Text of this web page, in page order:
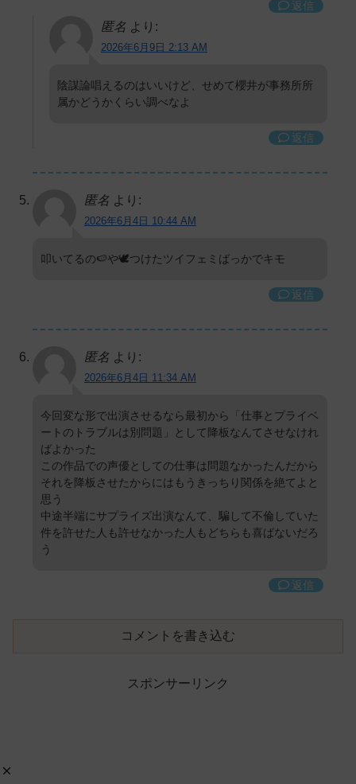
返信
匿名 より:
2026年6月9日 2:13 AM
陰謀論唱えるのはいいけど、せめて櫻井が事務所所
属かどうかくらい調べなよ
返信
匿名 より:
2026年6月4日 10:44 AM
叩いてるの🍉や🕊️つけたツイフェミばっかでキモ
返信
匿名 より:
2026年6月4日 11:34 AM
今回変な形で出演させるなら最初から「仕事とプライベ
ートのトラブルは別問題」として降板なんてさせなけれ
ばよかった
この作品での声優としての仕事は問題なかったんだから
それを降板させたからにはもうきっちり関係を絶てよと
思う
中途半端にサプライズ出演なんて、騙して不倫していた
件を許せた人も許せなかった人もどちらも喜ばないだろ
う
返信
コメントを書き込む
スポンサーリンク